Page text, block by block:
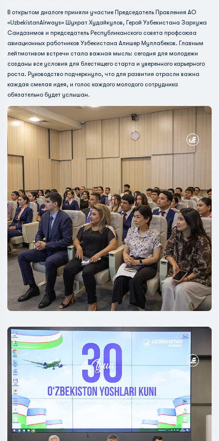
В открытом диалоге приняли участие Председатель Правления АО
«UzbekistanAirways» Шухрат Худайкулов, Герой Узбекистана Зархужа
Саидазимов и председатель Республиканского совета профсоюза
авиационных работников Узбекистана Алишер Муллабеков. Главным
лейтмотивом встречи стала важная мысль: сегодня для молодежи
созданы все условия для блестящего старта и уверенного карьерного
роста. Руководство подчеркнуло, что для развития отрасли важна
каждая смелая идея, и голос каждого молодого сотрудника
обязательно будет услышан.